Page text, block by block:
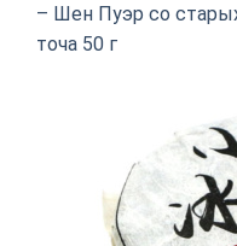
– Шен Пуэр со
точа 50 г